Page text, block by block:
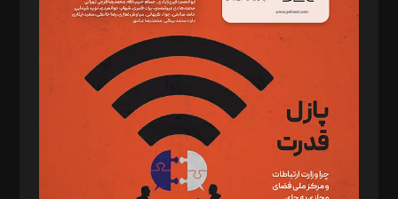
د‌بیر حقوق فناوری: حسام‌الدین ایپکچی
د‌بیر پیوست جهان: مینا پاکدل
د‌بیر تحریریه آنلاین: بابک نقاش
تحریریه‌: مجتبی محمود‌ی، آرش برهمند، یسنا امان‌پور، سروش کرمیان،
مصطفی مسجدی آرانی، ابوالفضل رجبی، زهرا فکرانه، فائزه فتحی
رستمی،مصطفی باستان
ویرایش: نگار استاد‌‌آقا
طراح یونیفرم: مجید توکلی